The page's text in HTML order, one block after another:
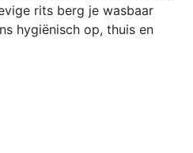
rits berg je wasbaar
hygiënisch op, thuis en